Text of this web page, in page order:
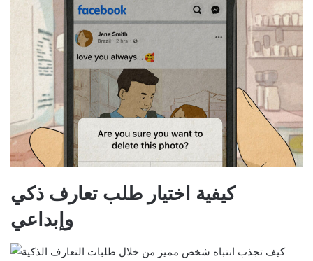
كيفية اختيار طلب تعارف ذكي
وإبداعي